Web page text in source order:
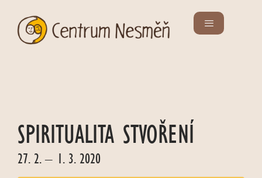
SPIRITUALITA STVOŘENÍ
27. 2. – 1. 3. 2020